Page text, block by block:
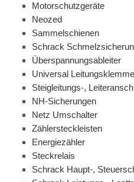
Motorschutzgeräte
Neozed
Sammelschienen
Schrack
Überspannungsableiter
Universal
Steigleitungs-,
NH-Sicherungen
Netz Umschalter
Zählersteckleisten
Energiezähler
Steckrelais
Schrack Haupt-,